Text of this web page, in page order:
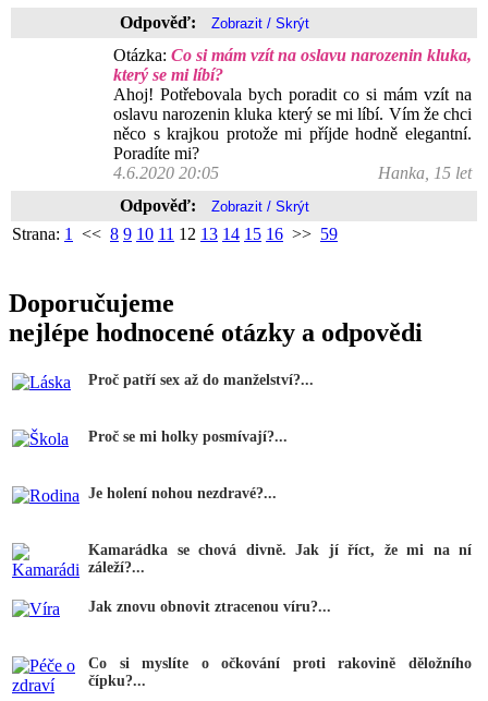
Odpověď:
Otázka: Co si mám vzít na oslavu narozenin kluka,
který se mi líbí?
Ahoj! Potřebovala bych poradit co si mám vzít na
oslavu narozenin kluka který se mi líbí. Vím že chci
něco s krajkou protože mi příjde hodně elegantní.
Poradíte mi?
4.6.2020 20:05
Hanka, 15 let
Odpověď:
Strana: 1 << 8 9 10 11 12 13 14 15 16 >> 59
Doporučujeme
nejlépe hodnocené otázky a odpovědi
Proč patří sex až do manželství?...
Proč se mi holky posmívají?...
Je holení nohou nezdravé?...
Kamarádka se chová divně. Jak jí říct, že mi na ní
záleží?...
Jak znovu obnovit ztracenou víru?...
Co si myslíte o očkování proti rakovině děložního
čípku?...